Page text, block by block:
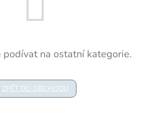
podívat na ostatní kategorie.
ZPĚT DO OBCHODU